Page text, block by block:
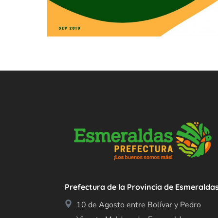
Prefectura de la Provincia de
10 de Agosto entre Bolívar y Pedro